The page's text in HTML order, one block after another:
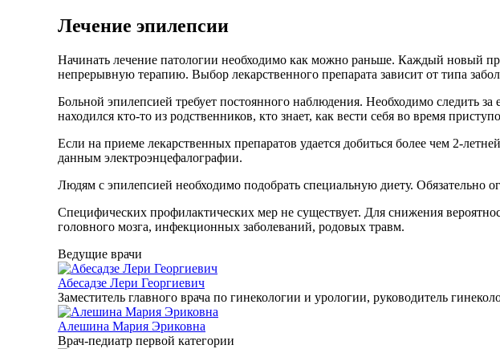
Лечение эпилепсии
Начинать лечение патологии необходимо как можно раньше. Каждый новый
непрерывную терапию. Выбор лекарственного препарата зависит от типа
Больной эпилепсией требует постоянного наблюдения. Необходимо следить за
находился кто-то из родственников, кто знает, как вести себя во время
Если на приеме лекарственных препаратов удается добиться более чем 2-
данным электроэнцефалографии.
Людям с эпилепсией необходимо подобрать специальную диету. Обязательно
Специфических профилактических мер не существует. Для снижения
головного мозга, инфекционных заболеваний, родовых травм.
Ведущие врачи
Абесадзе Лери Георгиевич
Заместитель главного врача по гинекологии и урологии, руководитель
Алешина Мария Эриковна
Врач-педиатр первой категории